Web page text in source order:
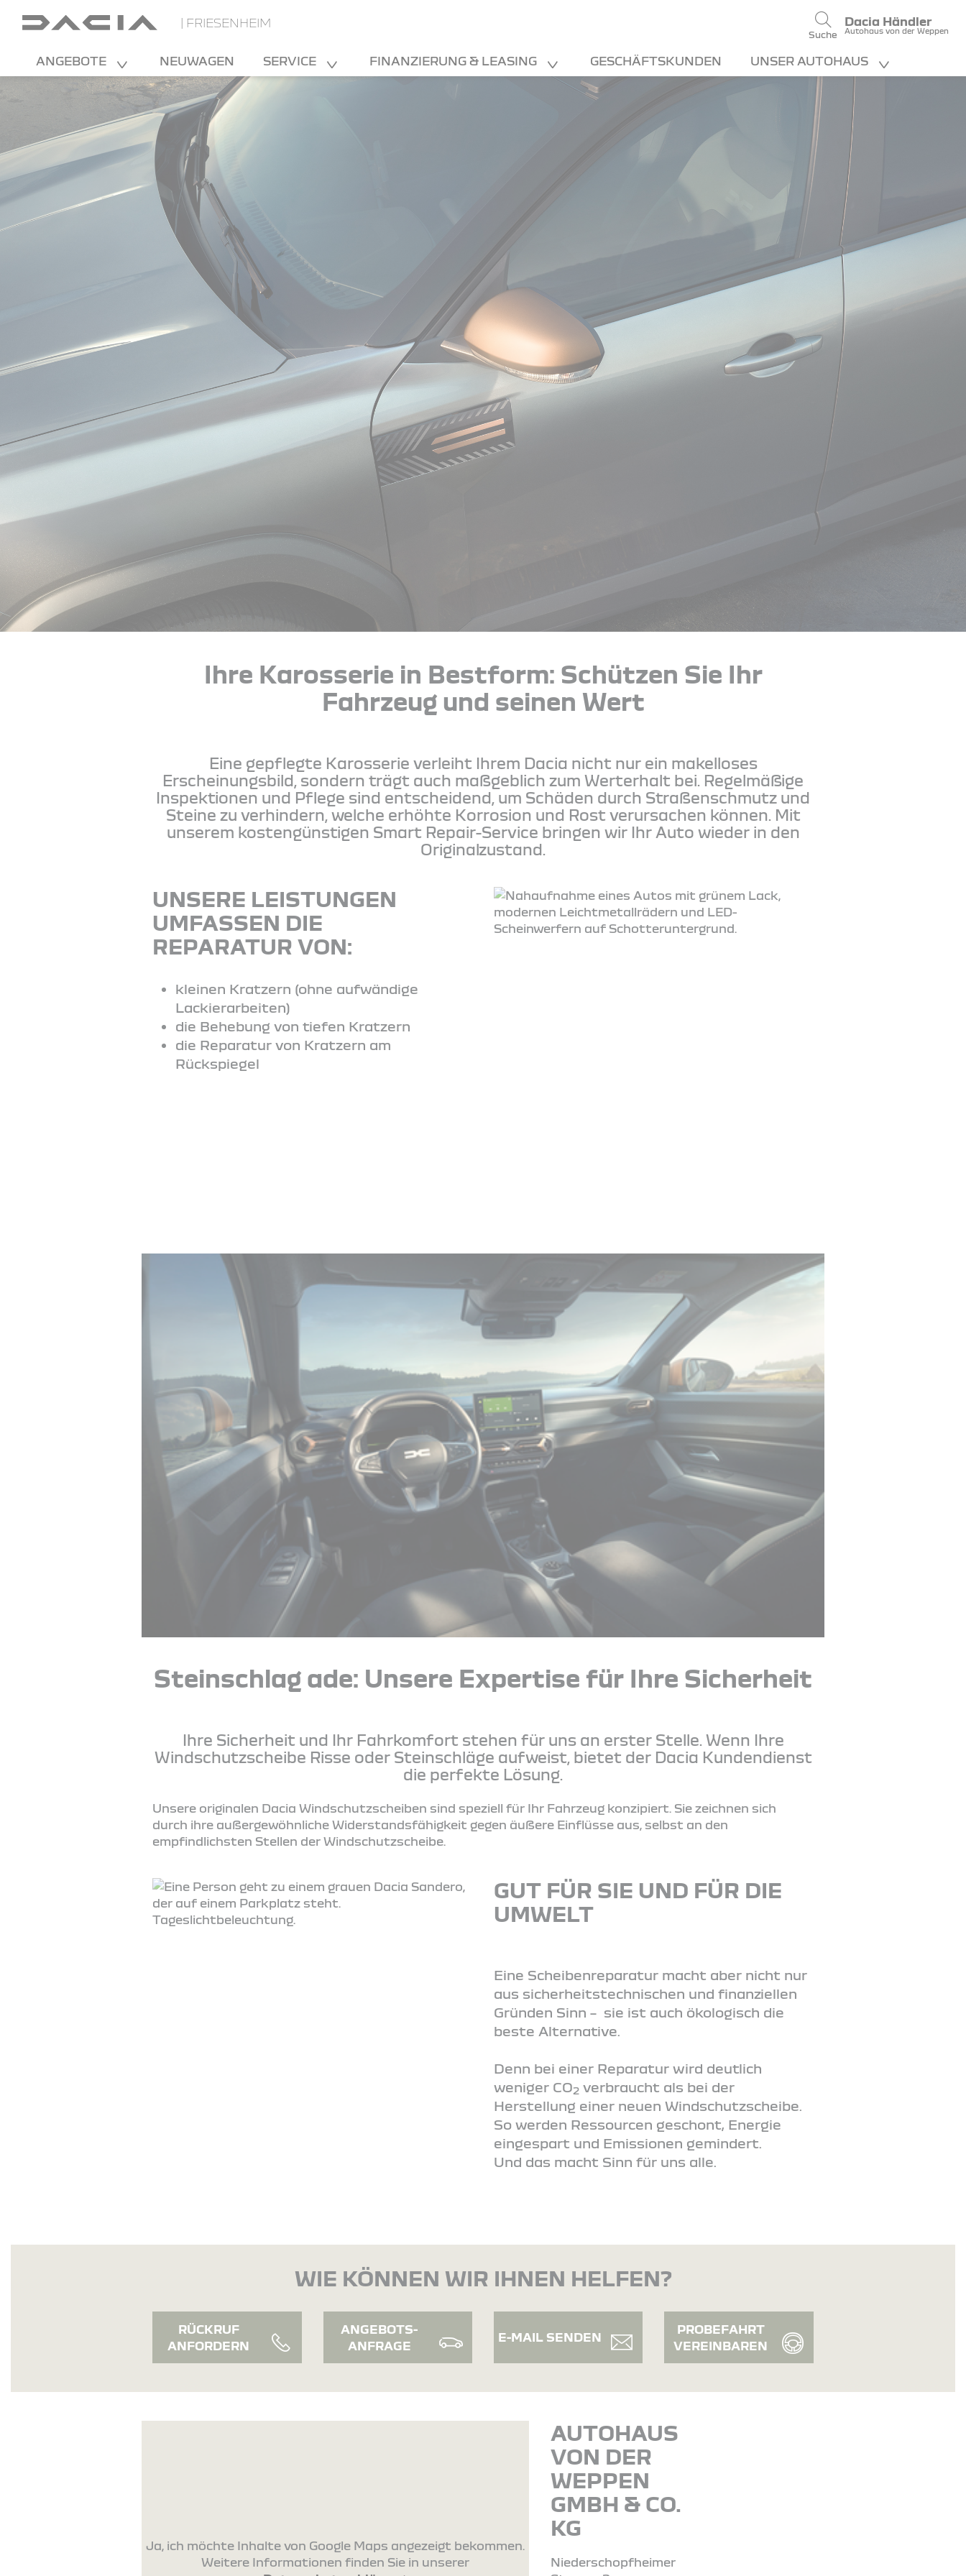
| FRIESENHEIM
Suche
Dacia Händler
Autohaus von der Weppen
ANGEBOTE NEUWAGEN SERVICE FINANZIERUNG & LEASING GESCHÄFTSKUNDEN UNSER AUTOHAUS
Ihre Karosserie in Bestform: Schützen Sie Ihr
Fahrzeug und seinen Wert
Eine gepflegte Karosserie verleiht Ihrem Dacia nicht nur ein makelloses
Erscheinungsbild, sondern trägt auch maßgeblich zum Werterhalt bei. Regelmäßige
Inspektionen und Pflege sind entscheidend, um Schäden durch Straßenschmutz und
Steine zu verhindern, welche erhöhte Korrosion und Rost verursachen können. Mit
unserem kostengünstigen Smart Repair-Service bringen wir Ihr Auto wieder in den
Originalzustand.
UNSERE LEISTUNGEN
UMFASSEN DIE
REPARATUR VON:
kleinen Kratzern (ohne aufwändige
Lackierarbeiten)
die Behebung von tiefen Kratzern
die Reparatur von Kratzern am
Rückspiegel
Steinschlag ade: Unsere Expertise für Ihre Sicherheit
Ihre Sicherheit und Ihr Fahrkomfort stehen für uns an erster Stelle. Wenn Ihre
Windschutzscheibe Risse oder Steinschläge aufweist, bietet der Dacia Kundendienst
die perfekte Lösung.
Unsere originalen Dacia Windschutzscheiben sind speziell für Ihr Fahrzeug konzipiert. Sie zeichnen sich
durch ihre außergewöhnliche Widerstandsfähigkeit gegen äußere Einflüsse aus, selbst an den
empfindlichsten Stellen der Windschutzscheibe.
GUT FÜR SIE UND FÜR DIE
UMWELT
Eine Scheibenreparatur macht aber nicht nur
aus sicherheitstechnischen und finanziellen
Gründen Sinn – sie ist auch ökologisch die
beste Alternative.
Denn bei einer Reparatur wird deutlich
weniger CO2 verbraucht als bei der
Herstellung einer neuen Windschutzscheibe.
So werden Ressourcen geschont, Energie
eingespart und Emissionen gemindert.
Und das macht Sinn für uns alle.
WIE KÖNNEN WIR IHNEN HELFEN?
RÜCKRUF
ANFORDERN
ANGEBOTS-
ANFRAGE
E-MAIL SENDEN
PROBEFAHRT
VEREINBAREN
Ja, ich möchte Inhalte von Google Maps angezeigt bekommen.
Weitere Informationen finden Sie in unserer
AUTOHAUS
VON DER
WEPPEN
GMBH & CO.
KG
Niederschopfheimer